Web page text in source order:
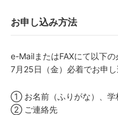
お申し込み方法
e-MailまたはFAXにて以下の
7月25日（金）必着でお申し
① お名前（ふりがな）、学
② ご連絡先